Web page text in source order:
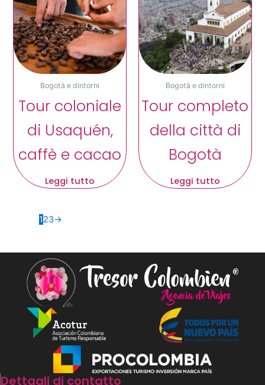
Bogotà e dintorni
Tour coloniale
di Usaquén,
caffè e cacao
Leggi tutto
Bogotà e dintorni
Tour completo
della città di
Bogotà
Leggi tutto
123→
Dettagli di contatto